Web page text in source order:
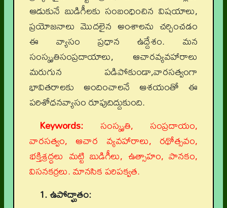
ఆడుకునే బుడిగీలకు సంబంధించిన విషయాలు,
ప్రయోజనాలు మొదలైన అంశాలను చర్చించడం
ఈ వ్యాసం ప్రధాన ఉద్దేశం. మన
సంస్కృతిసంప్రదాయాలు, ఆచారవ్యవహారాలు
మరుగున పడిపోకుండా,వారసత్వంగా
భావితరాలకు అందించాలనే ఆశయంతో ఈ
పరిశోధనవ్యాసం రూపుదిద్దుకుంది.
Keywords: సంస్కృతి, సంప్రదాయం,
వారసత్వం, ఆచార వ్యవహారాలు, రథోత్సవం,
భక్తిశ్రద్ధలు మట్టి బుడిగీలు, ఉత్సాహం, పానకం,
విసనకర్రలు. మానసిక పరిపక్వత.
1. ఉపోద్ఘాతం: